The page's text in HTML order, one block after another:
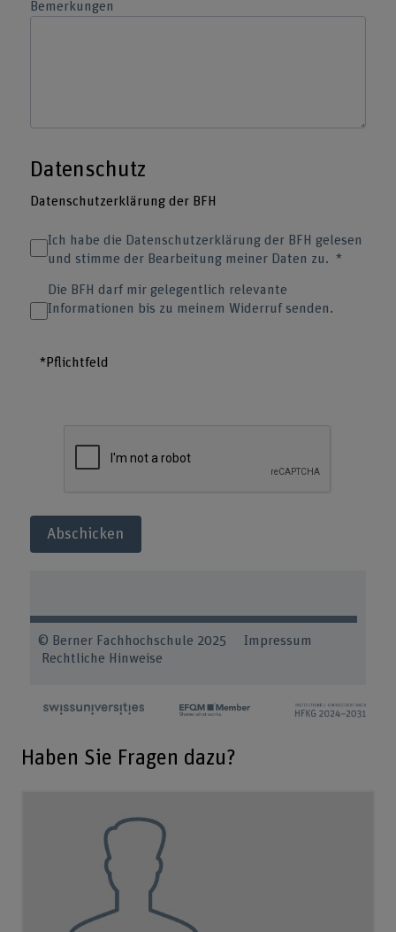
Bemerkungen
Datenschutz
Datenschutzerklärung der BFH
Ich habe die Datenschutzerklärung der BFH gelesen
und stimme der Bearbeitung meiner Daten zu.
Die BFH darf mir gelegentlich relevante
Informationen bis zu meinem Widerruf senden.
*Pflichtfeld
Abschicken
© Berner Fachhochschule 2025 Impressum
Rechtliche Hinweise
Haben Sie Fragen dazu?